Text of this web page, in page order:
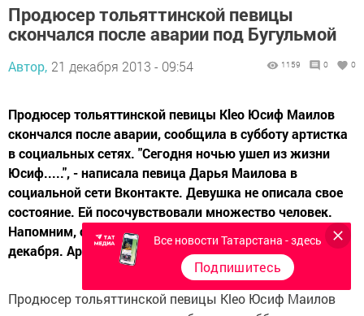
Продюсер тольяттинской певицы
скончался после аварии под Бугульмой
Автор, 21 декабря 2013 - 09:54 1159 0 0
Продюсер тольяттинской певицы Kleo Юсиф Маилов
скончался после аварии, сообщила в субботу артистка
в социальных сетях. "Сегодня ночью ушел из жизни
Юсиф.....", - написала певица Дарья Маилова в
социальной сети Вконтакте. Девушка не описала свое
состояние. Ей посочувствовали множество человек.
Напомним, страшная авария произошла в ночь на 14
декабря. Артистка...
Продюсер тольяттинской певицы Kleo Юсиф Маилов
Все новости Татарстана - здесь
Подпишитесь